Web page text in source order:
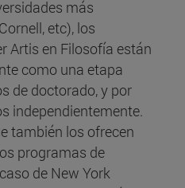
más
etc), los
Artis en Filosofía están
como una etapa
de doctorado, y por
independientemente.
también los ofrecen
programas de
de New York